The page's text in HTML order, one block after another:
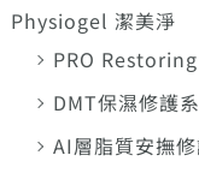
Physiogel 潔美淨
PRO
DMT保濕修護
AI層脂質安撫